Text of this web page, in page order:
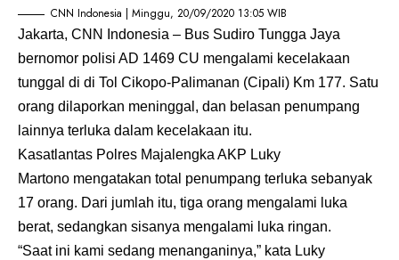
CNN Indonesia | Minggu, 20/09/2020 13:05 WIB
Jakarta, CNN Indonesia – Bus Sudiro Tungga Jaya
bernomor polisi AD 1469 CU mengalami kecelakaan
tunggal di di Tol Cikopo-Palimanan (Cipali) Km 177. Satu
orang dilaporkan meninggal, dan belasan penumpang
lainnya terluka dalam kecelakaan itu.
Kasatlantas Polres Majalengka AKP Luky
Martono mengatakan total penumpang terluka sebanyak
17 orang. Dari jumlah itu, tiga orang mengalami luka
berat, sedangkan sisanya mengalami luka ringan.
“Saat ini kami sedang menanganinya,” kata Luky